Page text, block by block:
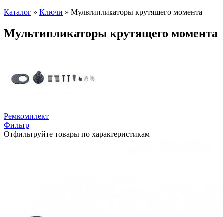
Каталог » Ключи » Мультипликаторы крутящего момента
Мультипликаторы крутящего момента
Ремкомплект
Фильтр
Отфильтруйте товары по характеристикам